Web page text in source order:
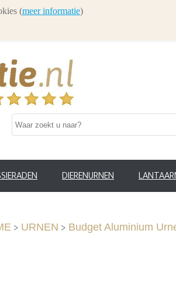
DIERENURNEN
> URNEN > Budget Aluminium
(meer informatie)